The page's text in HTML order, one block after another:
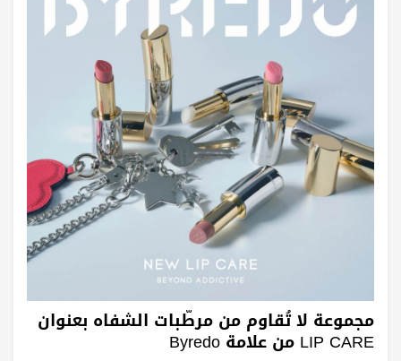
مجموعة لا تُقاوم من مرطّبات الشفاه بعنوان
LIP CARE من علامة Byredo